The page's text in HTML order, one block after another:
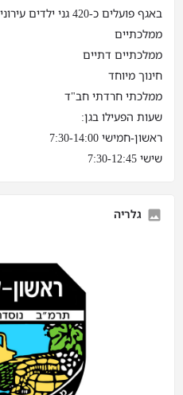
באגף פועלים כ-420 גני ילדים עירוניים:
ממלכתיים
ממלכתיים דתיים
חינוך מיוחד
ממלכתי חרדתי חב"ד
שעות הפעילו בגן:
ראשון-חמישי 7:30-14:00
שישי 7:30-12:45
גלריה